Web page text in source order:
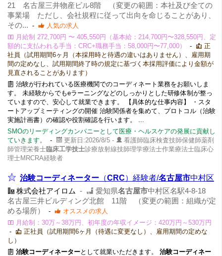
21 名古屋三井物産ビル8階 （変更の範囲：本社及び全ての
事業場 ただし、会社規程に従って出向を命じることがあり、
その... -
人気の求人
月給制 272,700円 〜 405,550円（基本給：214,700円〜328,550円、定
額的に支払われる手当：CRC+職務手当：58,000円〜77,000）
-
正
社員（試用期間6ヶ月（本採用時と待遇の違いはありません）、雇用期
間の定めなし、試用期間終了時の規定に基づく本採用評価により金額が
見直されることがあります）
治験が行われている医療機関でのコーディネート業務をお願いしま
す。 未経験からでもeラーニングなどのしっかりとした研修体制が整っ
ていますので、安心して就業できます。 【具体的な仕事内容】 ・スタ
ートアップミーティングの開催 治験関係者を集めて、プロトコル（治験
実施計画書）の確認や役割確認を行います。 ...
SMOのリーディングカンパニーとして医療・ヘルスケアの発展に貢献し
ていきます。
- 更新日:2026/8/5 -
看護師臨床検査技師保健師薬剤
師管理栄養士臨床工学技士診療放射線技師理学療法士作業療法士臨床心
理士MRCRA経験者
治験コーディネーター （CRC）経験者/名古屋市中村区
株式会社アイロム - 愛知県名古屋市中村区名駅4-8-18
名古屋三井ビルディング北館 11階 （変更の範囲：組織が定
める場所）
-
オススメの求人
月給制：30万～38万円、初年度の年収イメージ：420万円～530万円
-
正社員（試用期間6ヶ月（待遇に変更なし）、雇用期間の定めな
し）
治験コーディネーターとして就業いただきます。 治験コーディネー